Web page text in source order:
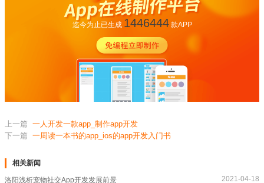
迄今为止已生成 1446444款APP
上一篇 一人开发一款app_制作app开发
下一篇 一周读一本书的app_ios的app开发入门书
相关新闻
洛阳浅析宠物社交App开发发展前景 2021-04-18